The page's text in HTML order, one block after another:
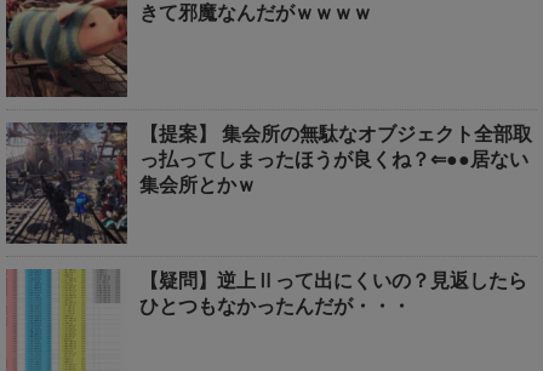
きて邪魔なんだがｗｗｗｗ
【提案】 集会所の無駄なオブジェクト全部取
っ払ってしまったほうが良くね？⇐●●居ない
集会所とかｗ
【疑問】逆上Ⅱって出にくいの？見返したら
ひとつもなかったんだが・・・